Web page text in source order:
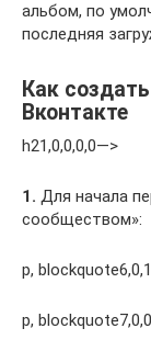
альбом, по
последняя
Как
Вконтакте
h21,0,0,0,0—>
1. Для начала
сообществом»:
p,
p,